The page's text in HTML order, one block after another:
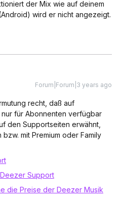
der Mix wie auf deinem
wird er nicht angezeigt.
Forum|Forum|3 years ago
recht, daß auf
für Abonnenten verfügbar
den Supportseiten erwähnt,
mit Premium oder Family
Support
die Preise der Deezer Musik